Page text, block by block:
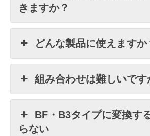
きますか？
どんな製品に使えますか
組み合わせは難しいです
BF・B3タイプに変換す
らない